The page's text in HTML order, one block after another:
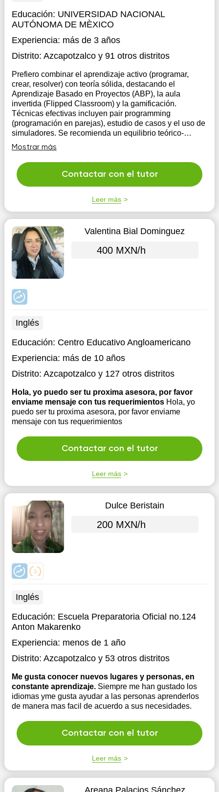
Educación: UNIVERSIDAD NACIONAL
AUTÓNOMA DE MÈXICO
Experiencia: más de 3 años
Distrito: Azcapotzalcoy 91 otros distritos
Prefiero combinar el aprendizaje activo (programar,
crear, resolver) con teoría sólida, destacando el
Aprendizaje Basado en Proyectos (ABP), la aula
invertida (Flipped Classroom) y la gamificación.
Técnicas efectivas incluyen pair programming
(programación en parejas), estudio de casos y el uso de
simuladores. Se recomienda un equilibrio teórico-
práctico, inicialmente más teórico para sentar bases y
luego más práctico.
Mostrar más
Contactar con el tutor
Leer más
Valentina Bial Dominguez
400 MXN/h
Inglés
Educación: Centro Educativo Angloamericano
Experiencia: más de 10 años
Distrito: Azcapotzalcoy 127 otros distritos
Hola, yo puedo ser tu proxima asesora, por favor
enviame mensaje con tus requerimientos Hola, yo
puedo ser tu proxima asesora, por favor enviame
mensaje con tus requerimientos
Contactar con el tutor
Leer más
Dulce Beristain
200 MXN/h
Inglés
Educación: Escuela Preparatoria Oficial no.124
Anton Makarenko
Experiencia: menos de 1 año
Distrito: Azcapotzalcoy 53 otros distritos
Me gusta conocer nuevos lugares y personas, en
constante aprendizaje. Siempre me han gustado los
idiomas yme gusta ayudar a las personas aprenderlos
de manera mas facil de acuerdo a sus necesidades.
Contactar con el tutor
Leer más
Areana Palacios Sánchez